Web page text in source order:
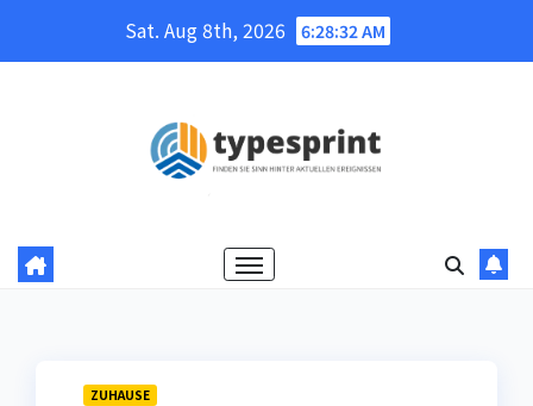
Sat. Aug 8th, 2026 6:28:33 AM
ZUHAUSE